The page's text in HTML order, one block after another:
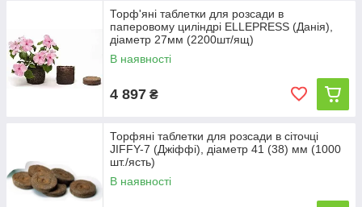
Торф'яні таблетки для розсади в
паперовому циліндрі ELLEPRESS (Данія),
діаметр 27мм (2200шт/ящ)
В наявності
4 897 ₴
Торфяні таблетки для розсади в сіточці
JIFFY-7 (Джіффі), діаметр 41 (38) мм (1000
шт./ясть)
В наявності